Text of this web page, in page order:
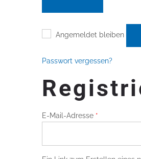
Angemeldet bleiben
Passwort vergessen?
E-Mail-Adresse *